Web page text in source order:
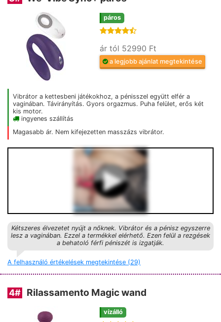
páros
ár tól 52990 Ft
a legjobb ajánlat megtekintése
Vibrátor a kettesbeni játékokhoz, a pénisszel együtt elfér a
vaginában. Távirányítás. Gyors orgazmus. Puha felület, erős két
kis motor.
ingyenes szállítás
Magasabb ár. Nem kifejezetten masszázs vibrátor.
Kétszeres élvezetet nyújt a nőknek. Vibrátor és a pénisz egyszerre
lesz a vaginában. Ezzel a termékkel elérhető. Ezen felül a rezgések
a behatoló férfi péniszét is izgatják.
A felhasználó értékelések megtekintése (29)
4# Rilassamento Magic wand
vízálló